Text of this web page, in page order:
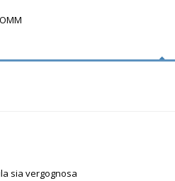
sia vergognosa